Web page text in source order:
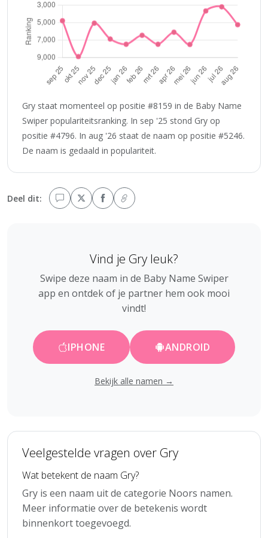
Gry staat momenteel op positie #8159 in de Baby Name
Swiper populariteitsranking. In sep '25 stond Gry op
positie #4796. In aug '26 staat de naam op positie #5246.
De naam is gedaald in populariteit.
Deel dit:
Vind je Gry leuk?
Swipe deze naam in de Baby Name Swiper
app en ontdek of je partner hem ook mooi
vindt!
IPHONE ANDROID
Bekijk alle namen →
Veelgestelde vragen over Gry
Wat betekent de naam Gry?
Gry is een naam uit de categorie Noors namen.
Meer informatie over de betekenis wordt
binnenkort toegevoegd.